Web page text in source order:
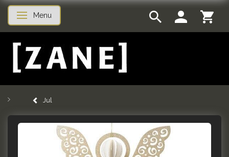
Skifte navigation
Menu
Jul